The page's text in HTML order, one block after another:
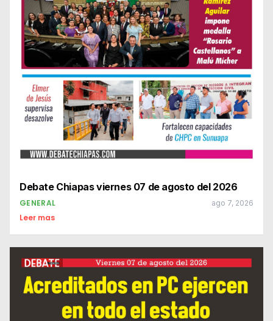
Debate Chiapas viernes 07 de agosto del 2026
GENERAL ago 7, 2026
Leer mas